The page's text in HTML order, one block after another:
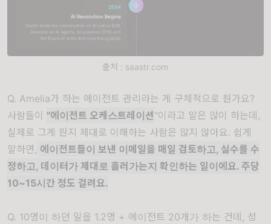
출처 : saastr.com
Q. Amelia가 하는 에이전트 관리라는 게 구체적으로 뭔가요?
사람들이 "에이전트 오케스트레이션"이라고 말은 많이 하는데,
실제로 그게 뭔지 제대로 이해하는 사람은 많지 않아요. 쉽게
말하면, 에이전트들이 보낸 이메일을 매일 검토하고, 실수를 수
정하고, 데이터가 제대로 흘러가는지 확인하는 일이에요. 주당
10~15시간 정도 걸려요.
Q. 10명이 하던 일을 1.2명 + 에이전트 20개가 하는 건데, 성